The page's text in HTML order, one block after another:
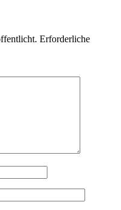
Erforderliche